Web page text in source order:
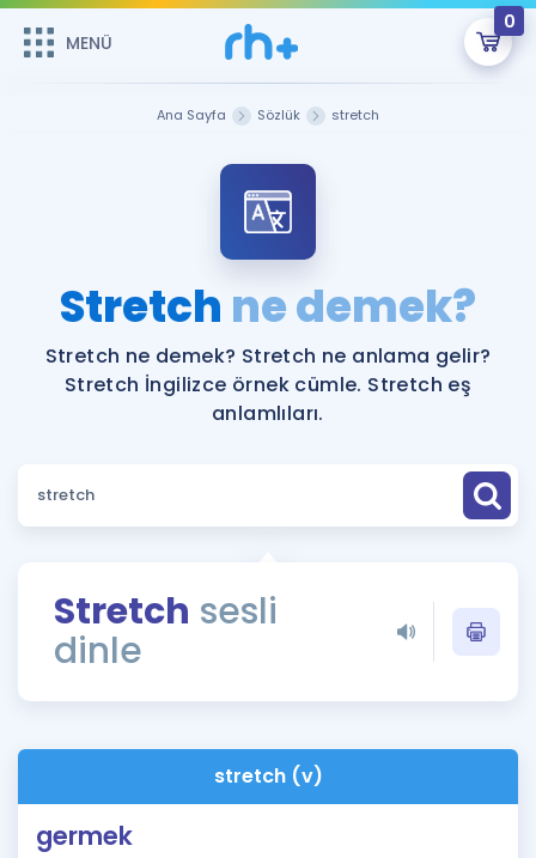
MENÜ
0
ÜYE DEĞİLİM
Sepetin Şu An Boş.
Remzi Hoca ile seni sınava hazırlayacak onlarca eğitim seni
bekliyor!
MENÜ
Faydalı Araçlar
Sözlük
Rehberlik Aracı
ÖSYM Sınav Takvimi
İngilizce Gramer
Hakkımızda
Ana Sayfa Sözlük stretch
Stretch ne demek?
Stretch ne demek? Stretch ne anlama gelir?
Stretch İngilizce örnek cümle. Stretch eş
anlamlıları.
Stretch sesli
dinle
stretch (v)
germek